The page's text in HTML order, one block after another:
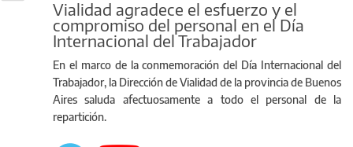
Vialidad agradece el esfuerzo y el
compromiso del personal en el Día
Internacional del Trabajador
En el marco de la conmemoración del Día Internacional del
Trabajador, la Dirección de Vialidad de la provincia de Buenos
Aires saluda afectuosamente a todo el personal de la
repartición.